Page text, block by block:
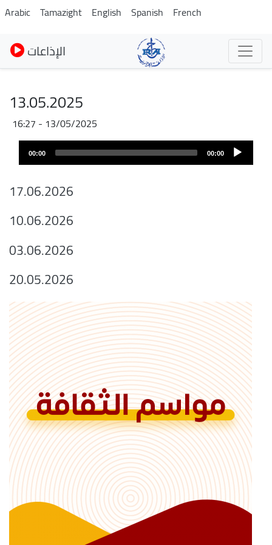
Pasar
al
contenido
principal
Arabic Tamazight English Spanish French
الإذاعات
13.05.2025
13/05/2025 - 16:27
Archivo
audio
00:00
00:00
17.06.2026
10.06.2026
03.06.2026
20.05.2026